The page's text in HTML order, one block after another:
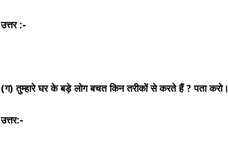
उत्तर :-
(ग) तुम्हारे घर के बड़े लोग बचत किन तरीकों से करते हैं ? पता करो।
उत्तर:-